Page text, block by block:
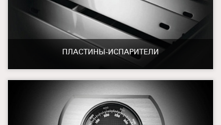
ПЛАСТИНЫ-ИСПАРИТЕЛИ